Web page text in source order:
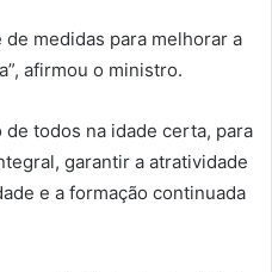
de medidas para melhorar a
afirmou o ministro.
de todos na idade certa, para
garantir a atratividade
e a formação continuada